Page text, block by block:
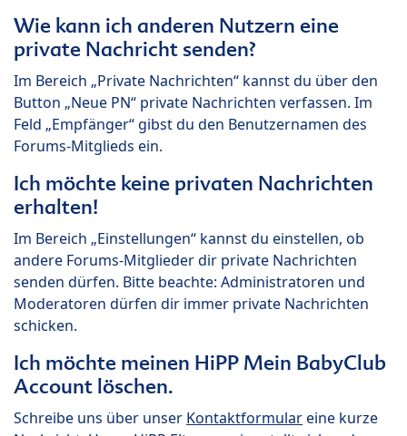
Wie kann ich anderen Nutzern eine
private Nachricht senden?
Im Bereich „Private Nachrichten“ kannst du über den
Button „Neue PN“ private Nachrichten verfassen. Im
Feld „Empfänger“ gibst du den Benutzernamen des
Forums-Mitglieds ein.
Ich möchte keine privaten Nachrichten
erhalten!
Im Bereich „Einstellungen“ kannst du einstellen, ob
andere Forums-Mitglieder dir private Nachrichten
senden dürfen. Bitte beachte: Administratoren und
Moderatoren dürfen dir immer private Nachrichten
schicken.
Ich möchte meinen HiPP Mein BabyClub
Account löschen.
Schreibe uns über unser Kontaktformulareine kurze